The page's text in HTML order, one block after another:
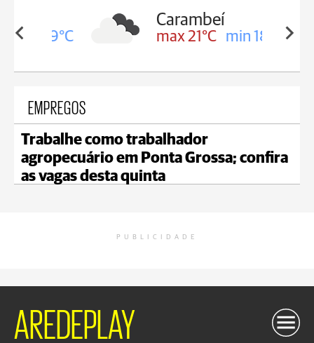
19°C
Carambeí
max 21°C min 18°C
EMPREGOS
Trabalhe como trabalhador
agropecuário em Ponta Grossa; confira
as vagas desta quinta
PUBLICIDADE
AREDEPLAY